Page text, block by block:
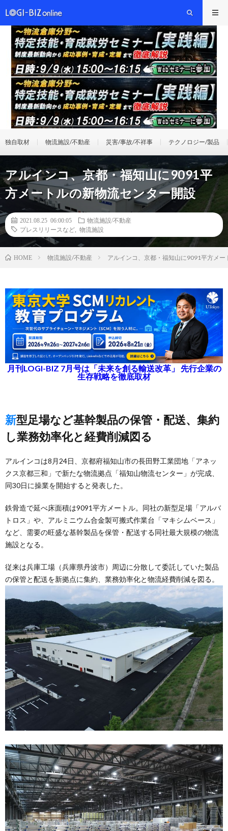
独自取材 物流施設/不動産 災害/事故/不祥事 テクノロジー/製品
アルインコ、京都・福知山に9091平
方メートルの新物流センター開設
2021.08.25 06:00:05
物流施設/不動産
プレスリリースなど
物流施設
HOME 物流施設/不動産 アルインコ、京都・福知山に9091平方メ
月刊LOGI-BIZ 7月号は「未来を創る輸送改革」 先行企業の
生存戦略を徹底取材
新型足場など基幹製品の保管・配送、集約
し業務効率化と経費削減図る
アルインコは8月24日、京都府福知山市の長田野工業団地「アネッ
クス京都三和」で新たな物流拠点「福知山物流センター」が完成、
同30日に操業を開始すると発表した。
鉄骨造で延べ床面積は9091平方メートル。同社の新型足場「アルバ
トロス」や、アルミニウム合金製可搬式作業台「マキシムベース」
など、需要の旺盛な基幹製品を保管・配送する同社最大規模の物流
施設となる。
従来は兵庫工場（兵庫県丹波市）周辺に分散して委託していた製品
の保管と配送を新拠点に集約、業務効率化と物流経費削減を図る。